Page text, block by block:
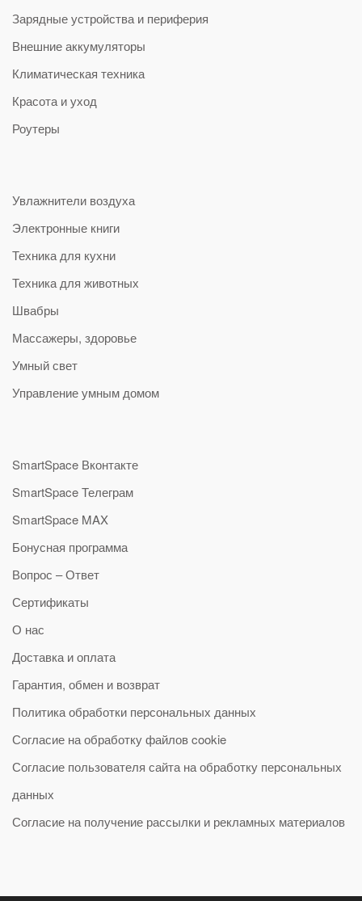
Зарядные устройства и периферия
Внешние аккумуляторы
Климатическая техника
Красота и уход
Роутеры
Увлажнители воздуха
Электронные книги
Техника для кухни
Техника для животных
Швабры
Массажеры, здоровье
Умный свет
Управление умным домом
SmartSpace Вконтакте
SmartSpace Телеграм
SmartSpace MAX
Бонусная программа
Вопрос – Ответ
Сертификаты
О нас
Доставка и оплата
Гарантия, обмен и возврат
Политика обработки персональных данных
Согласие на обработку файлов cookie
Согласие пользователя сайта на обработку персональных
данных
Согласие на получение рассылки и рекламных материалов